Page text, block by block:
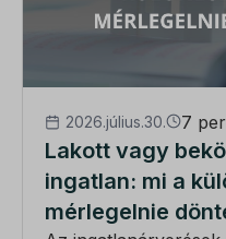
2026.július.30. 7
Lakott vagy
ingatlan: mi a
mérlegelnie